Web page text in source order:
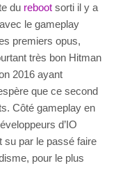
du reboot sorti il y a
le gameplay
premiers opus,
très bon Hitman
2016 ayant
que ce second
Côté gameplay en
d’IO
su par le passé faire
pour le plus